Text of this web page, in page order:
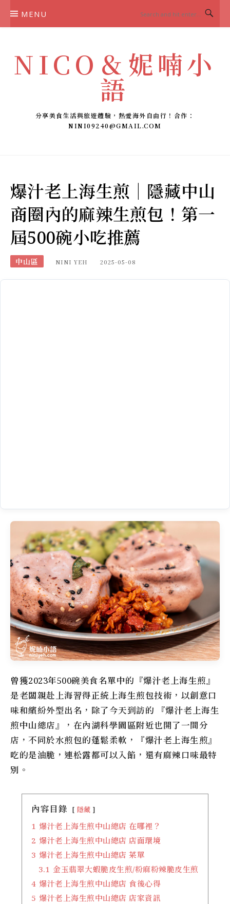
MENU
NICO＆妮喃小
語
分享美食生活與旅遊體驗，熱愛海外自由行！合作：
NINI09240@GMAIL.COM
爆汁老上海生煎｜隱藏中山
商圈內的麻辣生煎包！第一
屆500碗小吃推薦
中山區 NINI YEH 2025-05-08
曾獲2023年500碗美食名單中的『爆汁老上海生煎』
是老闆親赴上海習得正統上海生煎包技術，以創意口
味和繽紛外型出名，除了今天到訪的 『爆汁老上海生
煎中山總店』，在內湖科學園區附近也開了一間分
店，不同於水煎包的蓬鬆柔軟，『爆汁老上海生煎』
吃的是油脆，連松露都可以入餡，還有麻辣口味最特
別。
內容目錄 隱藏
1 爆汁老上海生煎中山總店 在哪裡？
2 爆汁老上海生煎中山總店 店面環境
3 爆汁老上海生煎中山總店 菜單
3.1 金玉翡翠大蝦脆皮生煎/粉麻粉辣脆皮生煎
4 爆汁老上海生煎中山總店 食後心得
5 爆汁老上海生煎中山總店 店家資訊